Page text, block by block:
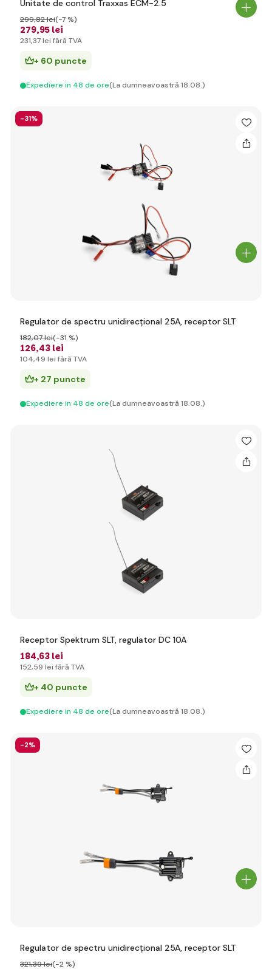
Unitate de control Traxxas ECM-2.5
279,95 lei
299,82 lei(-7 %)
231,37 lei fără TVA
+ 60 puncte
Expediere in 48 de ore(La dumneavoastră 18.08.)
-31%
Regulator de spectru unidirecțional 25A, receptor SLT
126,43 lei
182,07 lei(-31 %)
104,49 lei fără TVA
+ 27 puncte
Expediere in 48 de ore(La dumneavoastră 18.08.)
Receptor Spektrum SLT, regulator DC 10A
184,63 lei
152,59 lei fără TVA
+ 40 puncte
Expediere in 48 de ore(La dumneavoastră 18.08.)
-2%
Regulator de spectru unidirecțional 25A, receptor SLT
321,39 lei(-2 %)